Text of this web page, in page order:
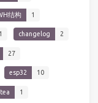
结构 1
1 changelog 2
27
esp32 10
1